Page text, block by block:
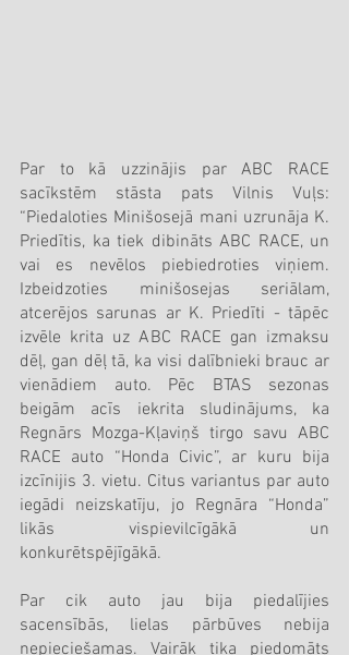
Par to kā uzzinājis par ABC RACE
sacīkstēm stāsta pats Vilnis Vuļs:
“Piedaloties Minišosejā mani uzrunāja K.
Priedītis, ka tiek dibināts ABC RACE, un
vai es nevēlos piebiedroties viņiem.
Izbeidzoties minišosejas seriālam,
atcerējos sarunas ar K. Priedīti - tāpēc
izvēle krita uz ABC RACE gan izmaksu
dēļ, gan dēļ tā, ka visi dalībnieki brauc ar
vienādiem auto. Pēc BTAS sezonas
beigām acīs iekrita sludinājums, ka
Regnārs Mozga-Kļaviņš tirgo savu ABC
RACE auto “Honda Civic”, ar kuru bija
izcīnijis 3. vietu. Citus variantus par auto
iegādi neizskatīju, jo Regnāra “Honda”
likās vispievilcīgākā un
konkurētspējīgākā.
Par cik auto jau bija piedalījies
sacensībās, lielas pārbūves nebija
nepieciešamas. Vairāk tika piedomāts